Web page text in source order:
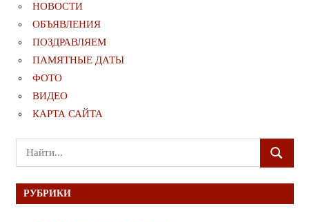
НОВОСТИ
ОБЪЯВЛЕНИЯ
ПОЗДРАВЛЯЕМ
ПАМЯТНЫЕ ДАТЫ
ФОТО
ВИДЕО
КАРТА САЙТА
Поиск
для:
ПОИСК
РУБРИКИ